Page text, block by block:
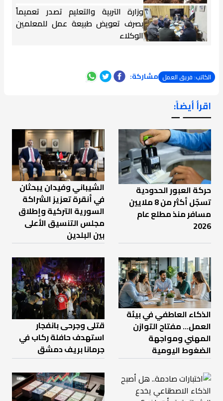
وزارة التربية والتعليم تصدر تعميماً
بصرف تعويض طبيعة عمل للمعلمين
الوكلاء
الكاتب: فريق العمل مشاركة:
اقرأ أيضاً:
ـــــــ ــ
حركة العبور الحدودية
تسجّل أكثر من 8 ملايين
مسافر منذ مطلع عام
2026
الشيباني وفيدان يبحثان
في أنقرة تعزيز الشراكة
السورية التركية وإطلاق
مجلس التنسيق الأعلى
بين البلدين
الذكاء العاطفي في بيئة
العمل… مفتاح التوازن
المهني ومواجهة
الضغوط اليومية
قتلى وجرحى بانفجار
استهدف حافلة ركاب في
جرمانا بريف دمشق